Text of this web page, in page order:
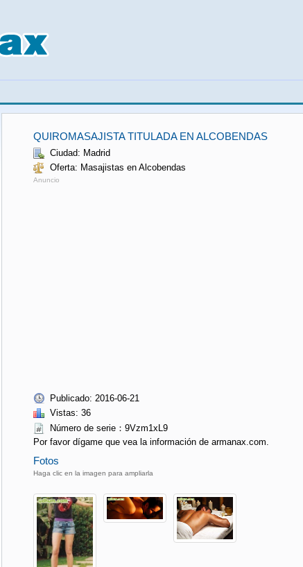
QUIROMASAJISTA TITULADA EN ALCOBENDAS
Ciudad: Madrid
Oferta: Masajistas en Alcobendas
Anuncio
Publicado: 2016-06-21
Vistas: 36
Número de serie：9Vzm1xL9
Por favor dígame que vea la información de armanax.com.
Fotos
Haga clic en la imagen para ampliarla